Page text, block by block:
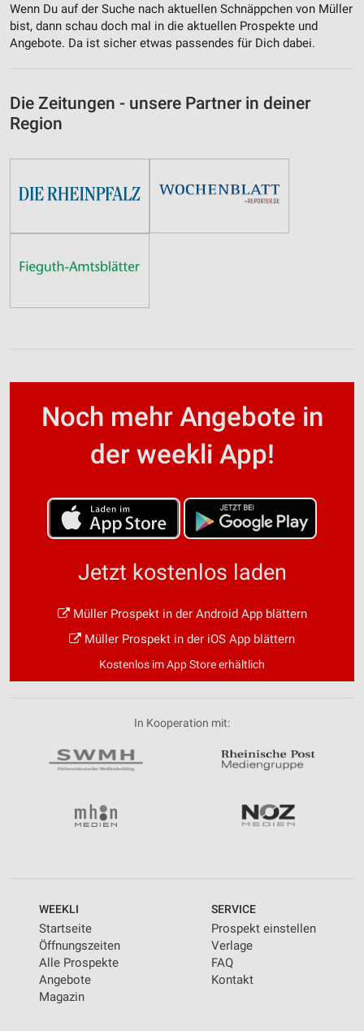
Wenn Du auf der Suche nach aktuellen Schnäppchen von Müller
bist, dann schau doch mal in die aktuellen Prospekte und
Angebote. Da ist sicher etwas passendes für Dich dabei.
Die Zeitungen - unsere Partner in deiner
Region
Noch mehr Angebote in
der weekli App!
Jetzt kostenlos laden
Müller Prospekt in der Android App blättern
Müller Prospekt in der iOS App blättern
Kostenlos im App Store erhältlich
In Kooperation mit:
WEEKLI
Startseite
Öffnungszeiten
Alle Prospekte
Angebote
Magazin
SERVICE
Prospekt einstellen
Verlage
FAQ
Kontakt